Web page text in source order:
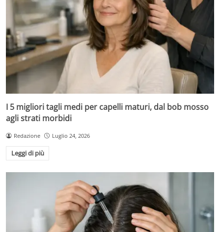
I 5 migliori tagli medi per capelli maturi, dal bob mosso
agli strati morbidi
Redazione Luglio 24, 2026
Leggi di più